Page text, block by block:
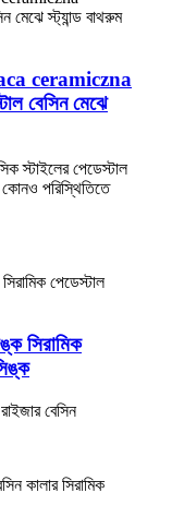
ceramiczna
বেসিন মেঝে
স্টাইলের পেডেস্টাল
কোনও পরিস্থিতিতে
সিরামিক
বেসিন